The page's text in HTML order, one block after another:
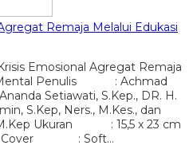
Remaja Melalui Edukasi
Agregat Remaja
Mental Penulis : Achmad
Setiawati, S.Kep., DR. H.
S.Kep, Ners., M.Kes., dan
M.Kep Ukuran : 15,5 x 23 cm
Cover : Soft…